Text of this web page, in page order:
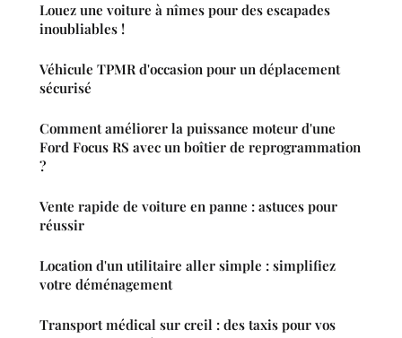
Louez une voiture à nîmes pour des escapades
inoubliables !
Véhicule TPMR d'occasion pour un déplacement
sécurisé
Comment améliorer la puissance moteur d'une
Ford Focus RS avec un boîtier de reprogrammation
?
Vente rapide de voiture en panne : astuces pour
réussir
Location d'un utilitaire aller simple : simplifiez
votre déménagement
Transport médical sur creil : des taxis pour vos